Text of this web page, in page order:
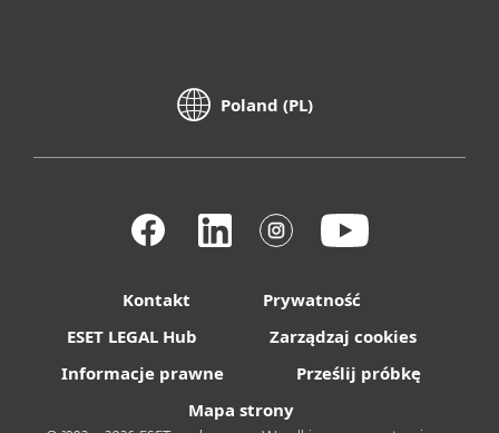
Poland (PL)
Kontakt
Prywatność
ESET LEGAL Hub
Zarządzaj cookies
Informacje prawne
Prześlij próbkę
Mapa strony